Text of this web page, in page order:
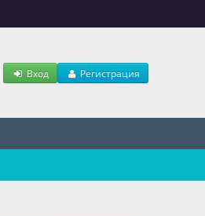
Вход Регистрация